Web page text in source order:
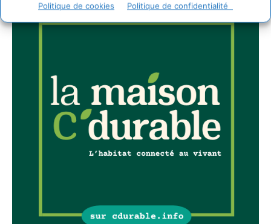
Politique de cookies Politique de confidentialité